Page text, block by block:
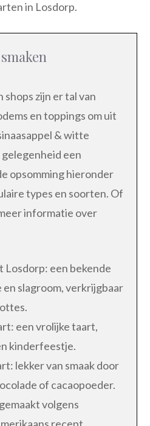
in Losdorp.
shops zijn er tal van
en toppings om uit
& witte
een
opsomming hieronder
types en soorten. Of
informatie over
Losdorp: een bekende
en slagroom, verkrijgbaar
een vrolijke taart,
kinderfeestje.
lekker van smaak door
of cacaopoeder.
volgens